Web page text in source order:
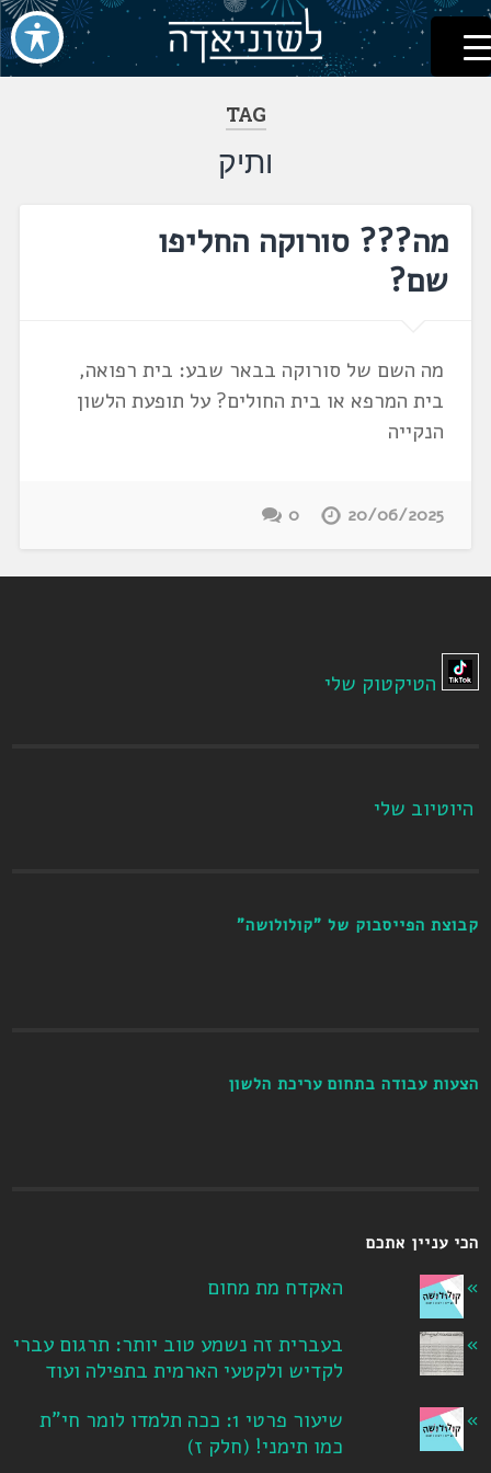
דלג
לתוכן
לשוניאדה
עברית. לשון. שפה
TAG
ותיק
מה??? סורוקה החליפו
שם?
מה השם של סורוקה בבאר שבע: בית רפואה,
בית המרפא או בית החולים? על תופעת הלשון
הנקייה
20/06/2025
0
הטיקטוק שלי
היוטיוב שלי
קבוצת הפייסבוק של "קולולושה"
הצעות עבודה בתחום עריכת הלשון
הכי עניין אתכם
האקדח מת מחום
בעברית זה נשמע טוב יותר: תרגום עברי
לקדיש ולקטעי הארמית בתפילה ועוד
שיעור פרטי 1: ככה תלמדו לומר חי"ת
כמו תימני! ‏(חלק ז‏)